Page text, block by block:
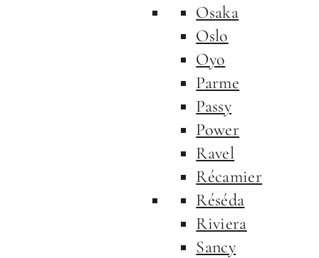
Osaka
Oslo
Oyo
Parme
Passy
Power
Ravel
Récamier
Réséda
Riviera
Sancy